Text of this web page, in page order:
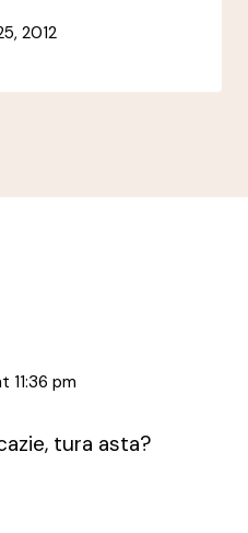
2012
11:36 pm
tura asta?